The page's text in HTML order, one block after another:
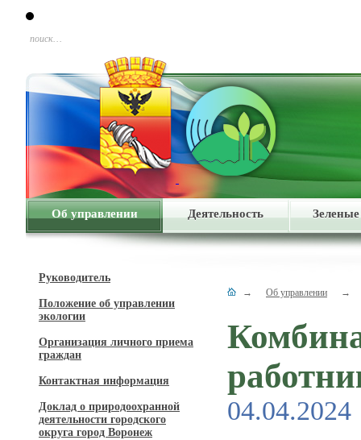
поиск…
Об управлении Деятельность
Руководитель
Положение об управлении
экологии
Организация личного приема
граждан
Контактная информация
Доклад о природоохранной
деятельности городского
округа город Воронеж
→ Об управлении →
04.04.2024